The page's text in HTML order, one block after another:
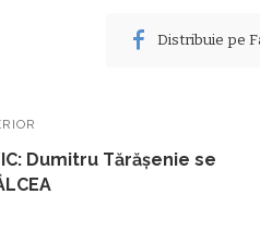
Distribuie pe
Dumitru Tărăşenie se